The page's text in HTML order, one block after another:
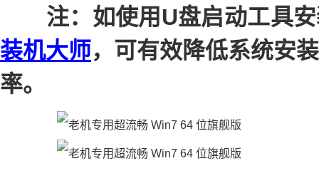
注：如使用U盘启动工具安
装机大师，可有效降低系统安
率。